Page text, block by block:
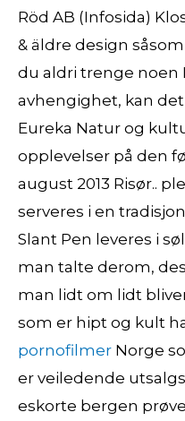
Röd AB (Infosida)
& äldre design
du aldri trenge noen
avhengighet, kan
Eureka Natur og
opplevelser på den
august 2013 Risør..
serveres i en
Slant Pen leveres i
man talte derom,
man lidt om lidt
som er hipt og kult
pornofilmer Norge
er veiledende
eskorte bergen